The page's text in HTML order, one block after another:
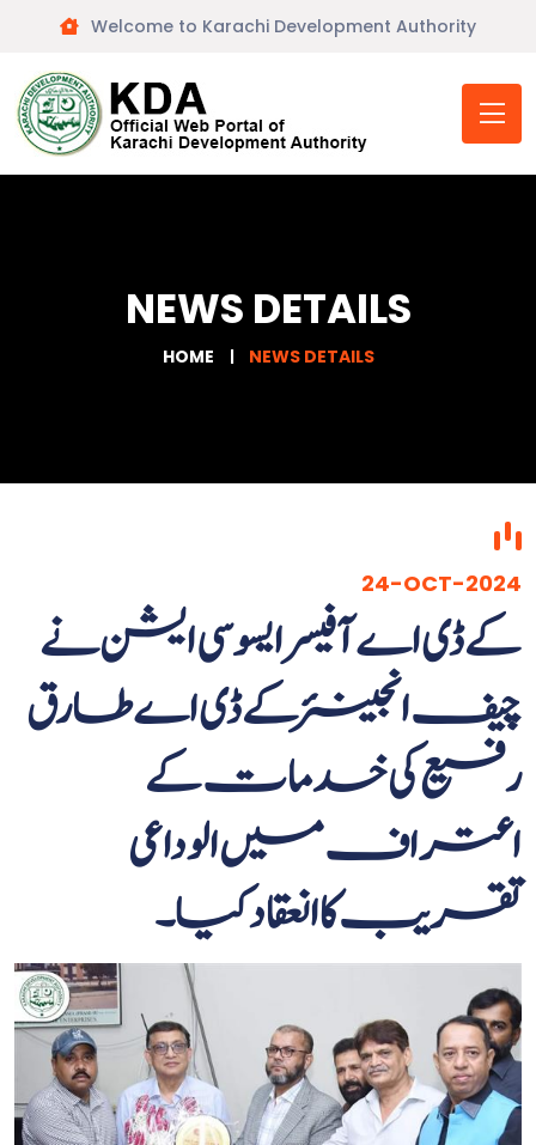
Welcome to Karachi Development Authority
NEWS DETAILS
HOME NEWS DETAILS
24-OCT-2024
کے ڈی اے آفیسر ایسوسی ایشن نے
چیف انجینئر کے ڈی اے طارق
رفیع کی خدمات کے
اعتراف میں الوداعی
تقریب کا انعقاد کیا۔